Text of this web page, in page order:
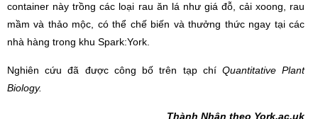
container này trồng các loại rau ăn lá như giá đỗ, cải xoong, rau
mầm và thảo mộc, có thể chế biến và thưởng thức ngay tại các
nhà hàng trong khu Spark:York.
Nghiên cứu đã được công bố trên tạp chíQuantitative Plant
Biology.
Thành Nhân theo York.ac.uk